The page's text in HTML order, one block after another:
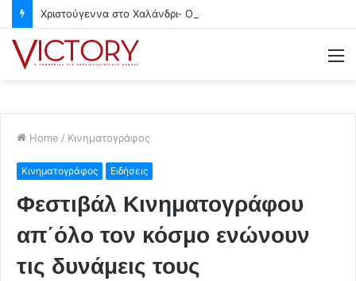
Home / Κινηματογράφος
Κινηματογράφος Ειδήσεις
Φεστιβάλ Κινηματογράφου
απ΄όλο τον κόσμο ενώνουν
τις δυνάμεις τους